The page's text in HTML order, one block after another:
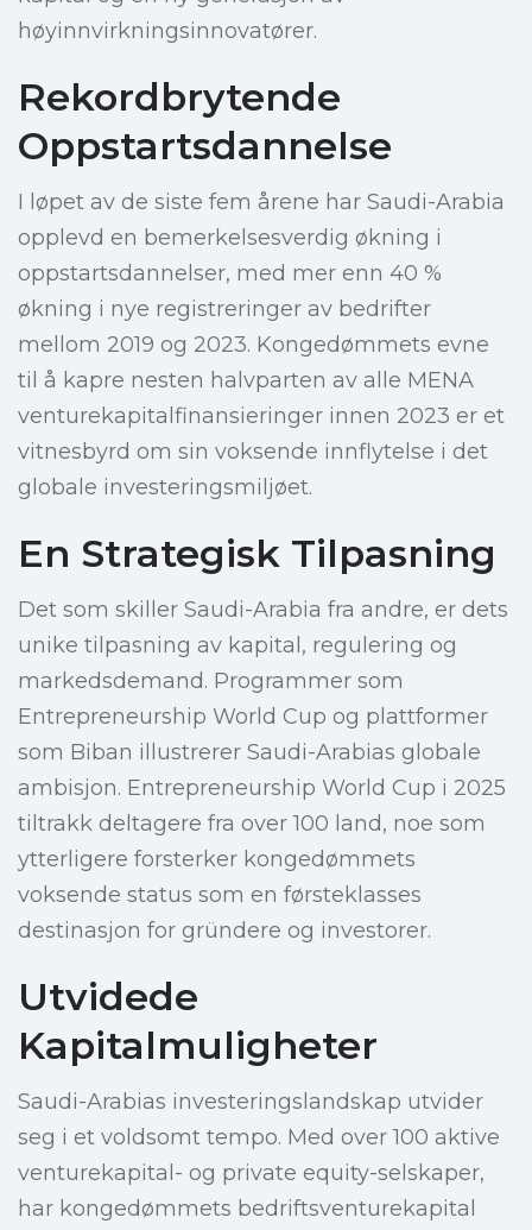
høyinnvirkningsinnovatører.
Rekordbrytende
Oppstartsdannelse
I løpet av de siste fem årene har Saudi-Arabia
opplevd en bemerkelsesverdig økning i
oppstartsdannelser, med mer enn 40 %
økning i nye registreringer av bedrifter
mellom 2019 og 2023. Kongedømmets evne
til å kapre nesten halvparten av alle MENA
venturekapitalfinansieringer innen 2023 er et
vitnesbyrd om sin voksende innflytelse i det
globale investeringsmiljøet.
En Strategisk Tilpasning
Det som skiller Saudi-Arabia fra andre, er dets
unike tilpasning av kapital, regulering og
markedsdemand. Programmer som
Entrepreneurship World Cup og plattformer
som Biban illustrerer Saudi-Arabias globale
ambisjon. Entrepreneurship World Cup i 2025
tiltrakk deltagere fra over 100 land, noe som
ytterligere forsterker kongedømmets
voksende status som en førsteklasses
destinasjon for gründere og investorer.
Utvidede
Kapitalmuligheter
Saudi-Arabias investeringslandskap utvider
seg i et voldsomt tempo. Med over 100 aktive
venturekapital- og private equity-selskaper,
har kongedømmets bedriftsventurekapital